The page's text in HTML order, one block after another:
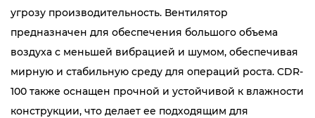
угрозу производительность. Вентилятор
предназначен для обеспечения большого объема
воздуха с меньшей вибрацией и шумом, обеспечивая
мирную и стабильную среду для операций роста. CDR-
100 также оснащен прочной и устойчивой к влажности
конструкции, что делает ее подходящим для